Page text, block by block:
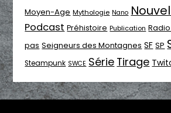
Moyen-Age Mythologie Nano
Podcast Préhistoire Publication
pas Seigneurs des Montagnes SF SP
Steampunk SWCE Série Tirage